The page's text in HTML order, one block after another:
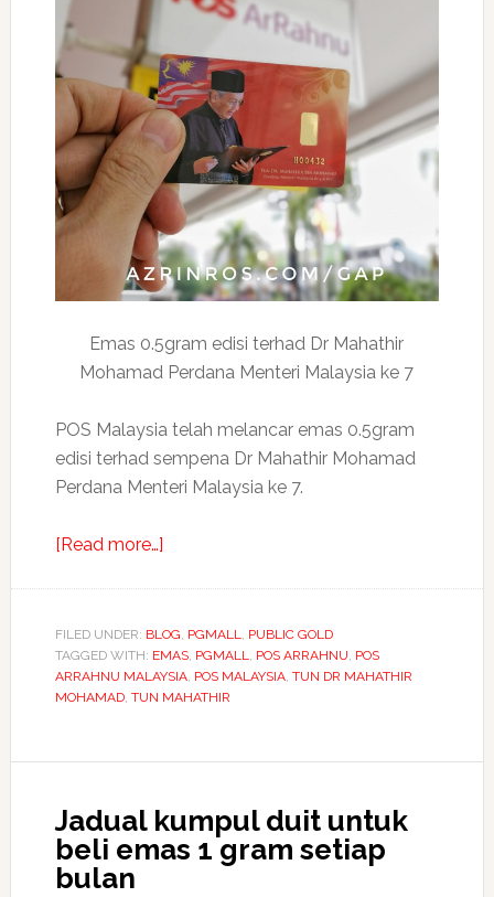
Emas 0.5gram edisi terhad Dr Mahathir
Mohamad Perdana Menteri Malaysia ke 7
POS Malaysia telah melancar emas 0.5gram
edisi terhad sempena Dr Mahathir Mohamad
Perdana Menteri Malaysia ke 7.
[Read more…]about
lancar
emas
0.5g
Perdana
Menteri
FILED UNDER: BLOG, PGMALL, PUBLIC GOLD
TAGGED WITH: EMAS, PGMALL, POS ARRAHNU, POS
ARRAHNU MALAYSIA, POS MALAYSIA, TUN DR MAHATHIR
MOHAMAD, TUN MAHATHIR
Jadual kumpul duit untuk
beli emas 1 gram setiap
bulan